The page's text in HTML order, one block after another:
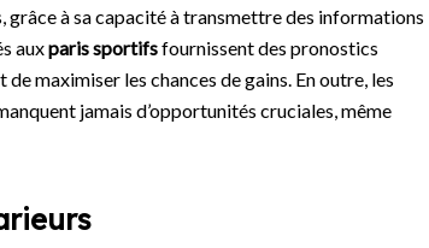
grâce à sa capacité à transmettre des informations
auxparis sportifsfournissent des pronostics
maximiser les chances de gains. En outre, les
jamais d’opportunités cruciales, même